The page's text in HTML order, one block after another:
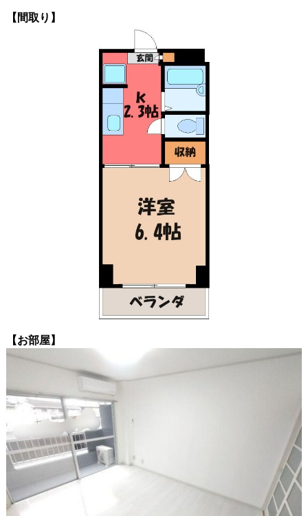
【間取り】
【お部屋】